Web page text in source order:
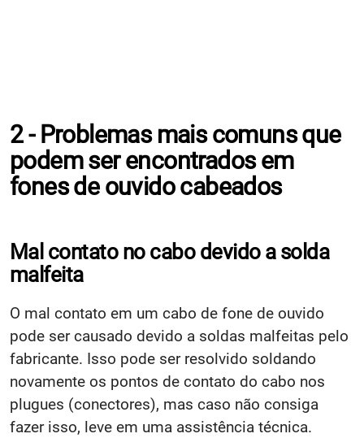
2 - Problemas mais comuns que
podem ser encontrados em
fones de ouvido cabeados
Mal contato no cabo devido a solda
malfeita
O mal contato em um cabo de fone de ouvido
pode ser causado devido a soldas malfeitas pelo
fabricante. Isso pode ser resolvido soldando
novamente os pontos de contato do cabo nos
plugues (conectores), mas caso não consiga
fazer isso, leve em uma assistência técnica.